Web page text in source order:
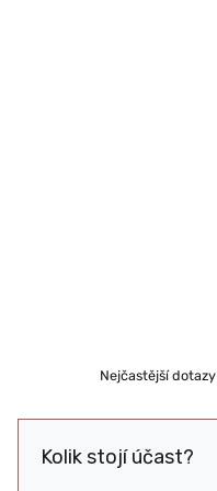
Nejčastější dotazy
Kolik stojí účast?